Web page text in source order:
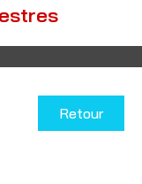
Retour